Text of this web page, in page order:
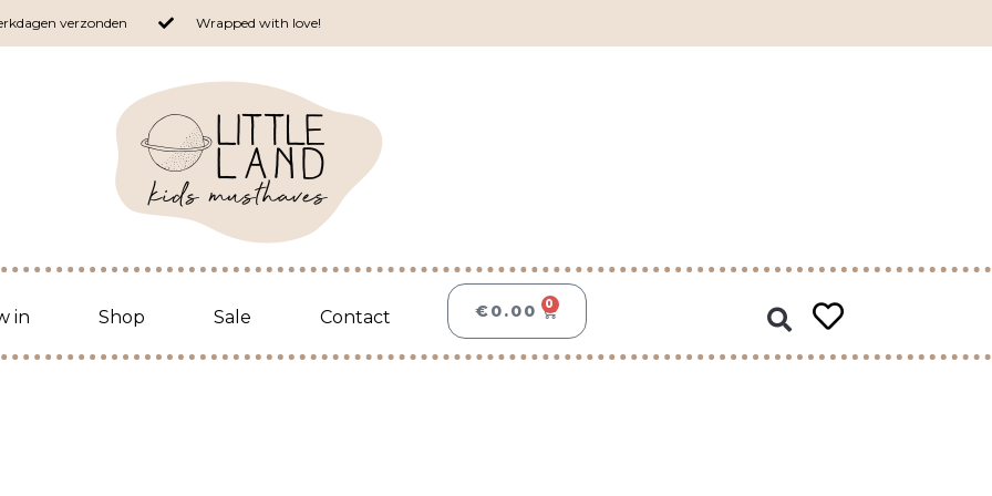
verzonden Wrapped with love!
in Shop Sale Contact €0.00 0WINKELWAGEN Zoeken